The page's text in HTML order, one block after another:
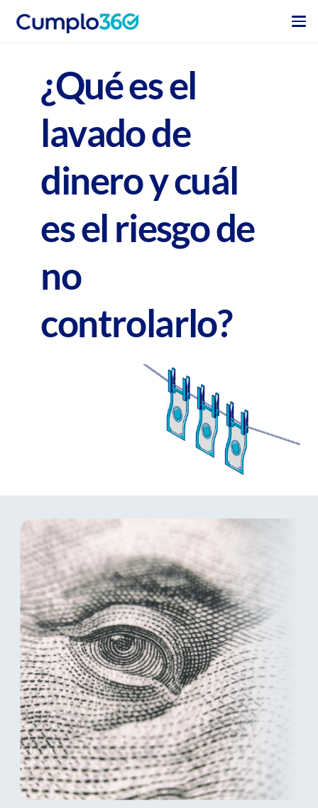
¿Qué es el
lavado de
dinero y cuál
es el riesgo de
no
controlarlo?